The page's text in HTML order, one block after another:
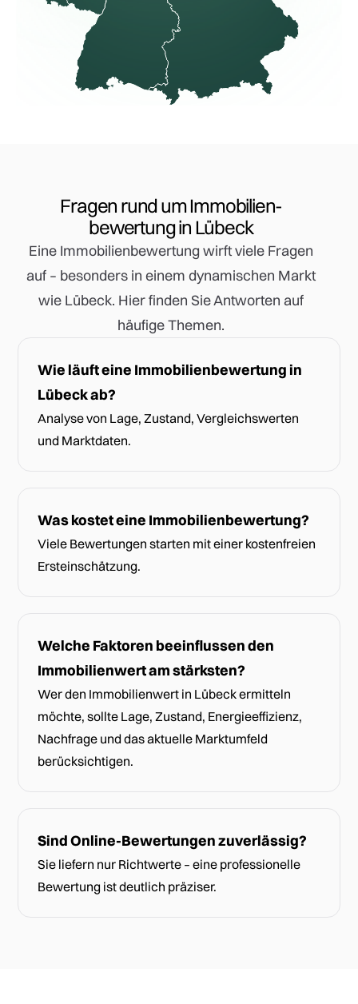
Fragen rund um Immobilien-
bewertung in Lübeck
Eine Immobilienbewertung wirft viele Fragen
auf – besonders in einem dynamischen Markt
wie Lübeck. Hier finden Sie Antworten auf
häufige Themen.
Wie läuft eine Immobilienbewertung in
Lübeck ab?
Analyse von Lage, Zustand, Vergleichswerten
und Marktdaten.
Was kostet eine Immobilienbewertung?
Viele Bewertungen starten mit einer kostenfreien
Ersteinschätzung.
Welche Faktoren beeinflussen den
Immobilienwert am stärksten?
Wer den Immobilienwert in Lübeck ermitteln
möchte, sollte Lage, Zustand, Energieeffizienz,
Nachfrage und das aktuelle Marktumfeld
berücksichtigen.
Sind Online-Bewertungen zuverlässig?
Sie liefern nur Richtwerte – eine professionelle
Bewertung ist deutlich präziser.